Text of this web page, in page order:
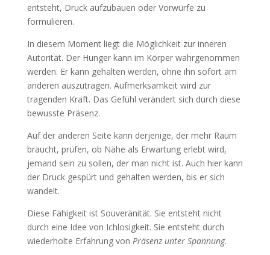
entsteht, Druck aufzubauen oder Vorwürfe zu
formulieren.
In diesem Moment liegt die Möglichkeit zur inneren
Autorität. Der Hunger kann im Körper wahrgenommen
werden. Er kann gehalten werden, ohne ihn sofort am
anderen auszutragen. Aufmerksamkeit wird zur
tragenden Kraft. Das Gefühl verändert sich durch diese
bewusste Präsenz.
Auf der anderen Seite kann derjenige, der mehr Raum
braucht, prüfen, ob Nähe als Erwartung erlebt wird,
jemand sein zu sollen, der man nicht ist. Auch hier kann
der Druck gespürt und gehalten werden, bis er sich
wandelt.
Diese Fähigkeit ist Souveränität. Sie entsteht nicht
durch eine Idee von Ichlosigkeit. Sie entsteht durch
wiederholte Erfahrung von Präsenz unter Spannung.